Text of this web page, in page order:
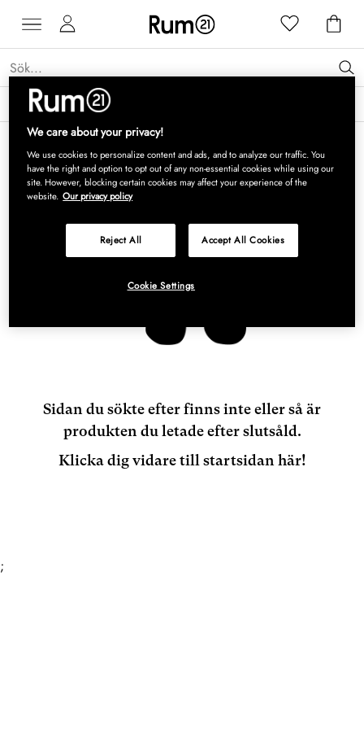
Få 15 % rabatt på Grythyttan Stålmöbler* →
Sidan du sökte efter finns inte eller så är
produkten du letade efter slutsåld.
Klicka dig vidare till startsidan här!
;
We care about your privacy!
We use cookies to personalize content and ads, and to analyze our traffic. You
have the right and option to opt out of any non-essential cookies while using our
site. However, blocking certain cookies may affect your experience of the
website. Our privacy policy
Reject All Accept All Cookies
Cookie Settings